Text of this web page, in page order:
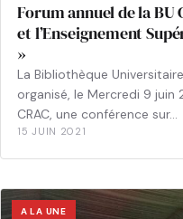
Forum annuel de la
et l’Enseignement
»
La Bibliothèque
organisé, le Mercredi 9 juin
CRAC, une conférence sur…
15 JUIN 2021
A LA UNE